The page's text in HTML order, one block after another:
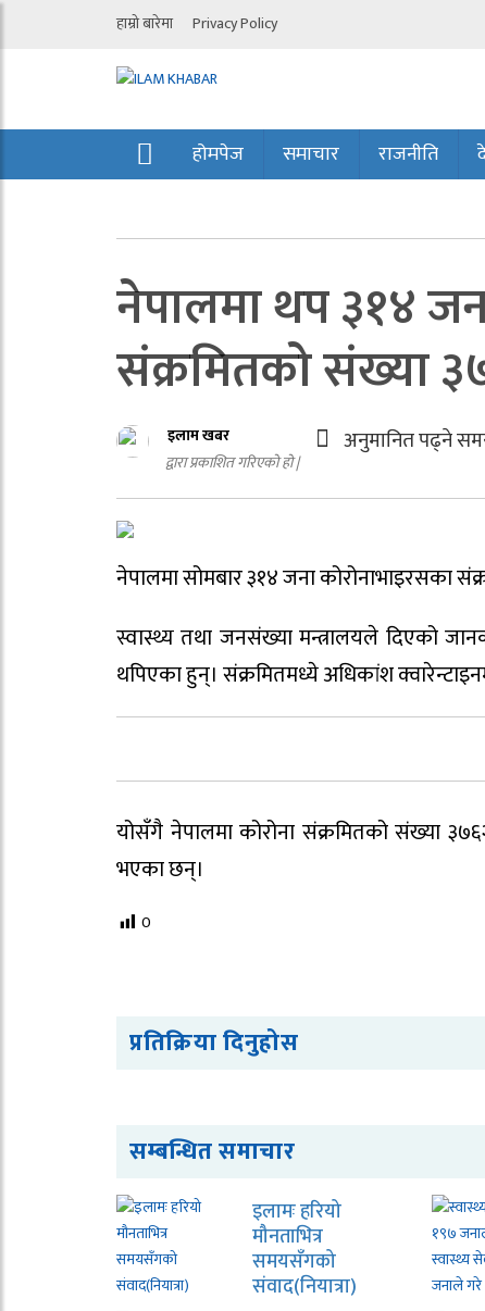
हाम्रो बारेमा Privacy Policy
होमपेज समाचार राजनीति
नेपालमा थप ३१४
संक्रमितको संख्या
इलाम खबर
द्वारा प्रकाशित गरिएको हो |
अनुमानित पढ्ने
नेपालमा सोमबार ३१४ जना कोरोनाभाइरसका
स्वास्थ्य तथा जनसंख्या मन्त्रालयले दिएको
थपिएका हुन्। संक्रमितमध्ये अधिकांश
योसँगै नेपालमा कोरोना संक्रमितको संख्या
भएका छन्।
0
प्रतिक्रिया दिनुहोस
सम्बन्धित समाचार
इलामः हरियो
मौनताभित्र
समयसँगको
संवाद(नियात्रा)